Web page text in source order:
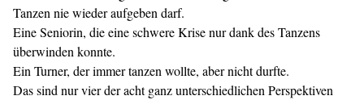
Tanzen nie wieder aufgeben darf.
Eine Seniorin, die eine schwere Krise nur dank des Tanzens
überwinden konnte.
Ein Turner, der immer tanzen wollte, aber nicht durfte.
Das sind nur vier der acht ganz unterschiedlichen Perspektiven